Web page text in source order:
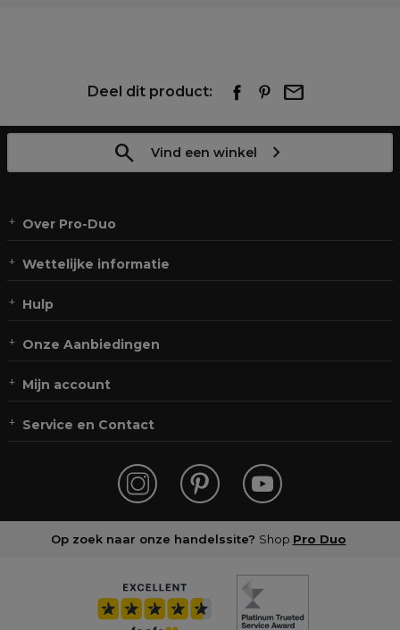
Deel dit product:
Vind een winkel
Over Pro-Duo
Wettelijke informatie
Hulp
Onze Aanbiedingen
Mijn account
Service en Contact
Op zoek naar onze handelssite? Shop Pro Duo